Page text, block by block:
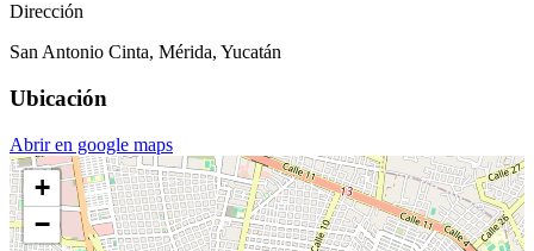
Dirección
San Antonio Cinta, Mérida, Yucatán
Ubicación
Abrir en google maps
+
−